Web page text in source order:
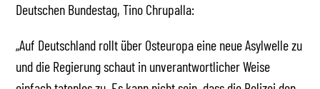
Deutschen Bundestag, Tino Chrupalla:
„Auf Deutschland rollt über Osteuropa eine neue Asylwelle zu
und die Regierung schaut in unverantwortlicher Weise